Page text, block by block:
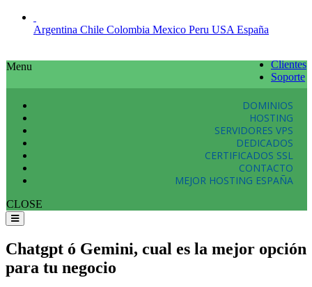
Argentina Chile Colombia Mexico Peru USA España
Clientes
Soporte
Menu
DOMINIOS
HOSTING
SERVIDORES VPS
DEDICADOS
CERTIFICADOS SSL
CONTACTO
MEJOR HOSTING ESPAÑA
CLOSE
Chatgpt ó Gemini, cual es la mejor opción
para tu negocio